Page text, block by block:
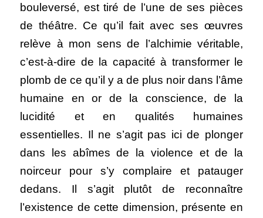
bouleversé, est tiré de l’une de ses pièces
de théâtre. Ce qu’il fait avec ses œuvres
relève à mon sens de l’alchimie véritable,
c’est-à-dire de la capacité à transformer le
plomb de ce qu’il y a de plus noir dans l’âme
humaine en or de la conscience, de la
lucidité et en qualités humaines
essentielles. Il ne s’agit pas ici de plonger
dans les abîmes de la violence et de la
noirceur pour s’y complaire et patauger
dedans. Il s’agit plutôt de reconnaître
l’existence de cette dimension, présente en